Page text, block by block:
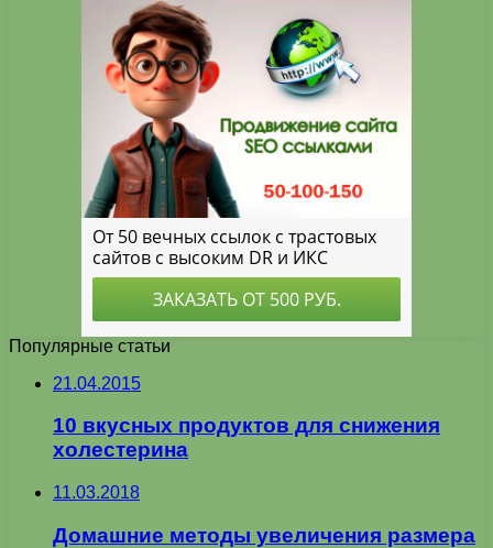
Популярные статьи
21.04.2015
10 вкусных продуктов для снижения
холестерина
11.03.2018
Домашние методы увеличения размера